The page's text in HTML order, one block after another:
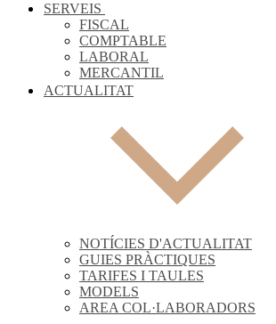
SERVEIS
FISCAL
COMPTABLE
LABORAL
MERCANTIL
ACTUALITAT
NOTÍCIES D'ACTUALITAT
GUIES PRÀCTIQUES
TARIFES I TAULES
MODELS
AREA COL·LABORADORS